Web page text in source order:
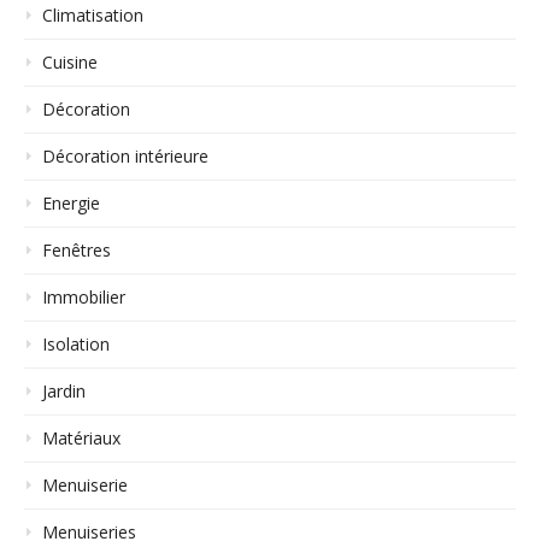
Climatisation
Cuisine
Décoration
Décoration intérieure
Energie
Fenêtres
Immobilier
Isolation
Jardin
Matériaux
Menuiserie
Menuiseries